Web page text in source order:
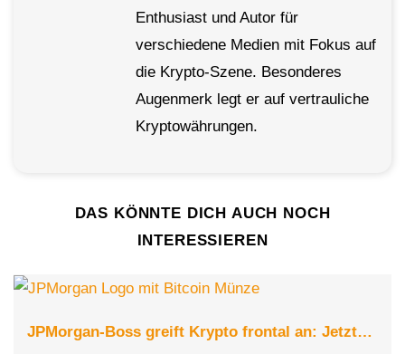
Enthusiast und Autor für
verschiedene Medien mit Fokus auf
die Krypto-Szene. Besonderes
Augenmerk legt er auf vertrauliche
Kryptowährungen.
DAS KÖNNTE DICH AUCH NOCH
INTERESSIEREN
JPMorgan-Boss greift Krypto frontal an: Jetzt…